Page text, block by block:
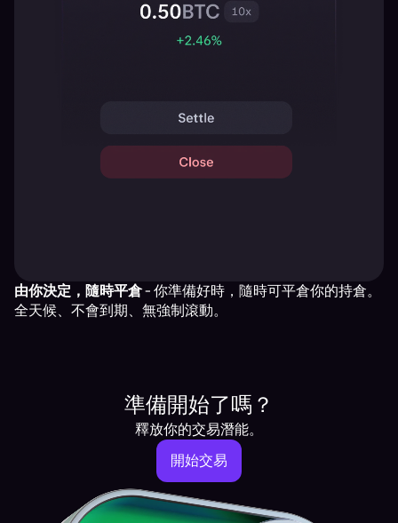
由你決定，隨時平倉- 你準備好時，隨時可平倉你的持倉。
全天候、不會到期、無強制滾動。
準備開始了嗎？
釋放你的交易潛能。
開始交易